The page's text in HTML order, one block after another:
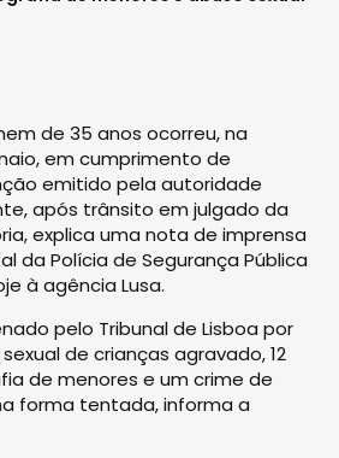
de 35 anos ocorreu, na
em cumprimento de
emitido pela autoridade
após trânsito em julgado da
explica uma nota de imprensa
da Polícia de Segurança Pública
à agência Lusa.
pelo Tribunal de Lisboa por
de crianças agravado, 12
de menores e um crime de
forma tentada, informa a